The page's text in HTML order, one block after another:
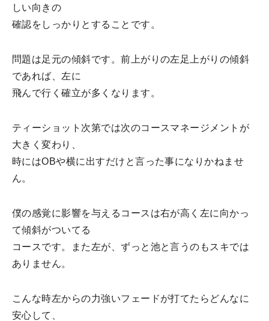
しい向きの
確認をしっかりとすることです。
問題は足元の傾斜です。前上がりの左足上がりの傾斜
であれば、左に
飛んで行く確立が多くなります。
ティーショット次第では次のコースマネージメントが
大きく変わり、
時にはOBや横に出すだけと言った事になりかねませ
ん。
僕の感覚に影響を与えるコースは右が高く左に向かっ
て傾斜がついてる
コースです。また左が、ずっと池と言うのもスキでは
ありません。
こんな時左からの力強いフェードが打てたらどんなに
安心して、